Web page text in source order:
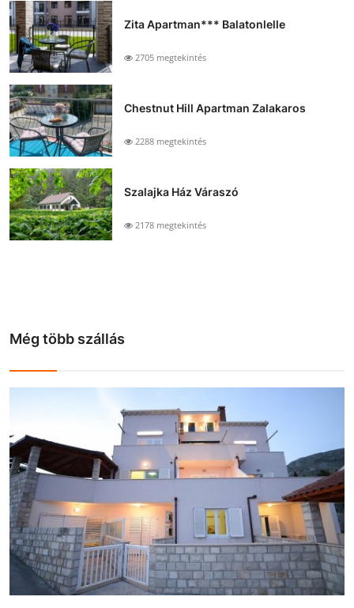
Zita Apartman*** Balatonlelle
2705 megtekintés
Chestnut Hill Apartman Zalakaros
2288 megtekintés
Szalajka Ház Váraszó
2178 megtekintés
Még több szállás